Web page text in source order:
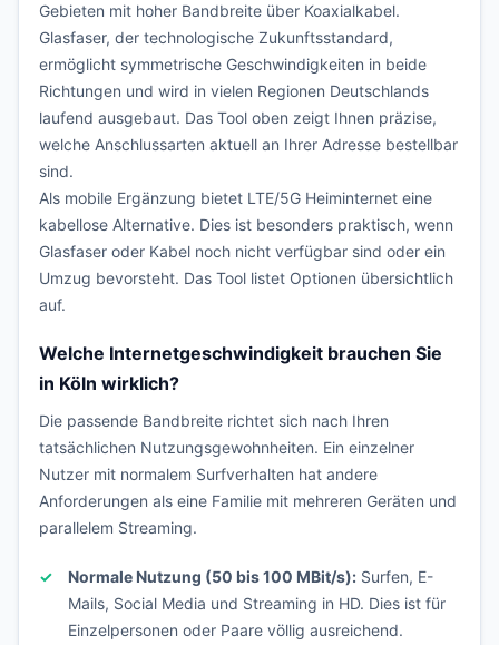
Gebieten mit hoher Bandbreite über Koaxialkabel.
Glasfaser, der technologische Zukunftsstandard,
ermöglicht symmetrische Geschwindigkeiten in beide
Richtungen und wird in vielen Regionen Deutschlands
laufend ausgebaut. Das Tool oben zeigt Ihnen präzise,
welche Anschlussarten aktuell an Ihrer Adresse bestellbar
sind.
Als mobile Ergänzung bietet LTE/5G Heiminternet eine
kabellose Alternative. Dies ist besonders praktisch, wenn
Glasfaser oder Kabel noch nicht verfügbar sind oder ein
Umzug bevorsteht. Das Tool listet Optionen übersichtlich
auf.
Welche Internetgeschwindigkeit brauchen Sie
in Köln wirklich?
Die passende Bandbreite richtet sich nach Ihren
tatsächlichen Nutzungsgewohnheiten. Ein einzelner
Nutzer mit normalem Surfverhalten hat andere
Anforderungen als eine Familie mit mehreren Geräten und
parallelem Streaming.
Normale Nutzung (50 bis 100 MBit/s): Surfen, E-
Mails, Social Media und Streaming in HD. Dies ist für
Einzelpersonen oder Paare völlig ausreichend.